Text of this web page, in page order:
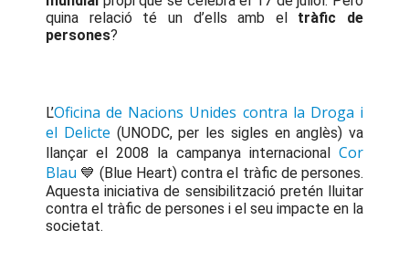
quina relació té un d’ells amb el tràfic de
persones?
L’Oficina de Nacions Unides contra la Droga i
el Delicte (UNODC, per les sigles en anglès) va
llançar el 2008 la campanya internacional Cor
Blau 💙 (Blue Heart) contra el tràfic de persones.
Aquesta iniciativa de sensibilització pretén lluitar
contra el tràfic de persones i el seu impacte en la
societat.